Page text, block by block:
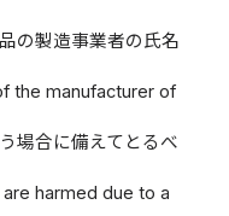
の製造事業者の氏名
the manufacturer of
場合に備えてとるべ
harmed due to a